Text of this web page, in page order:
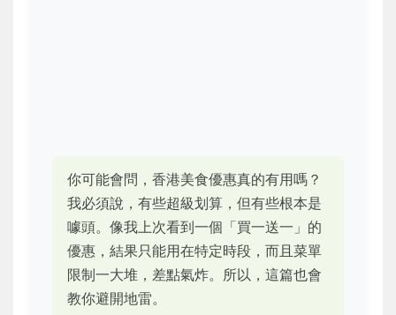
你可能會問，香港美食優惠真的有用嗎？
我必須說，有些超級划算，但有些根本是
噱頭。像我上次看到一個「買一送一」的
優惠，結果只能用在特定時段，而且菜單
限制一大堆，差點氣炸。所以，這篇也會
教你避開地雷。